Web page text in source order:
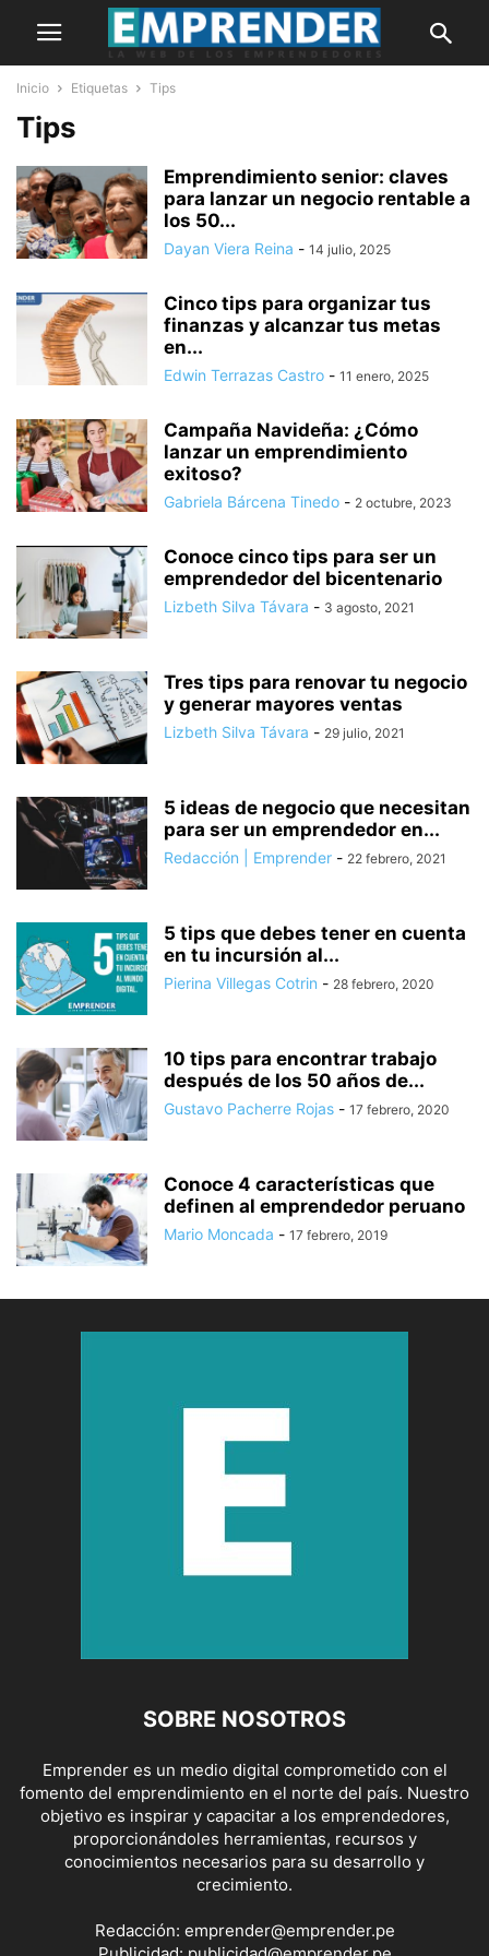
Inicio Etiquetas Tips
Tips
Emprendimiento senior: claves
para lanzar un negocio rentable a
los 50...
Dayan Viera Reina - 14 julio, 2025
Cinco tips para organizar tus
finanzas y alcanzar tus metas
en...
Edwin Terrazas Castro - 11 enero, 2025
Campaña Navideña: ¿Cómo
lanzar un emprendimiento
exitoso?
Gabriela Bárcena Tinedo - 2 octubre, 2023
Conoce cinco tips para ser un
emprendedor del bicentenario
Lizbeth Silva Távara - 3 agosto, 2021
Tres tips para renovar tu negocio
y generar mayores ventas
Lizbeth Silva Távara - 29 julio, 2021
5 ideas de negocio que necesitan
para ser un emprendedor en...
Redacción | Emprender - 22 febrero, 2021
5 tips que debes tener en cuenta
en tu incursión al...
Pierina Villegas Cotrin - 28 febrero, 2020
10 tips para encontrar trabajo
después de los 50 años de...
Gustavo Pacherre Rojas - 17 febrero, 2020
Conoce 4 características que
definen al emprendedor peruano
Mario Moncada - 17 febrero, 2019
SOBRE NOSOTROS
Emprender es un medio digital comprometido con el
fomento del emprendimiento en el norte del país. Nuestro
objetivo es inspirar y capacitar a los emprendedores,
proporcionándoles herramientas, recursos y
conocimientos necesarios para su desarrollo y
crecimiento.
Redacción: emprender@emprender.pe